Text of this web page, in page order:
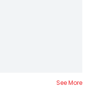
See More